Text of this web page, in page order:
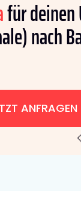
für deinen
nach
ANFRAGEN